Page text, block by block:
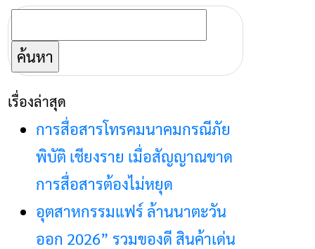
ค้นหา
สำหรับ:
เรื่องล่าสุด
การสื่อสารโทรคมนาคมกรณีภัย
พิบัติ เชียงราย เมื่อสัญญาณขาด
การสื่อสารต้องไม่หยุด
อุตสาหกรรมแฟร์ ล้านนาตะวัน
ออก 2026” รวมของดี สินค้าเด่น